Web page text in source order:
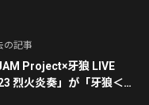
の記事
Project×牙狼 LIVE
烈火炎奏」が「牙狼＜